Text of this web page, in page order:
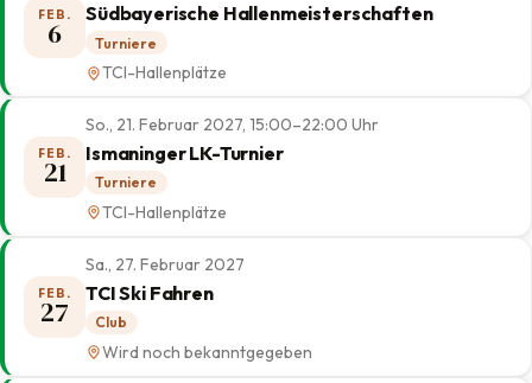
FEB.
6
Südbayerische Hallenmeisterschaften
Turniere
TCI-Hallenplätze
FEB.
21
So., 21. Februar 2027, 15:00–22:00 Uhr
Ismaninger LK-Turnier
Turniere
TCI-Hallenplätze
FEB.
27
Sa., 27. Februar 2027
TCI Ski Fahren
Club
Wird noch bekanntgegeben